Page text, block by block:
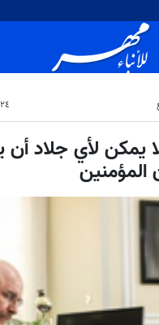
٢٤‏/٠٥‏/٢٠٢٦، ٩:٥٦ ص
يمكن لأي جلاد
المؤمنين